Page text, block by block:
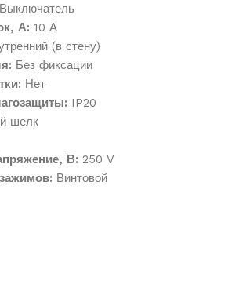
Выключатель
А: 10 А
(в стену)
Без фиксации
Нет
IP20
шелк
В: 250 V
Винтовой